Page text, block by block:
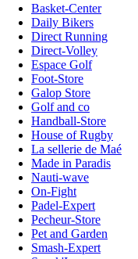
Basket-Center
Daily Bikers
Direct Running
Direct-Volley
Espace Golf
Foot-Store
Galop Store
Golf and co
Handball-Store
House of Rugby
La sellerie de Maé
Made in Paradis
Nauti-wave
On-Fight
Padel-Expert
Pecheur-Store
Pet and Garden
Smash-Expert